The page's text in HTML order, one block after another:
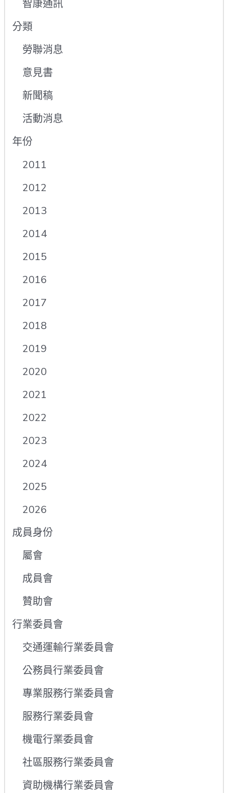
智康通訊
分類
勞聯消息
意見書
新聞稿
活動消息
年份
2011
2012
2013
2014
2015
2016
2017
2018
2019
2020
2021
2022
2023
2024
2025
2026
成員身份
屬會
成員會
贊助會
行業委員會
交通運輸行業委員會
公務員行業委員會
專業服務行業委員會
服務行業委員會
機電行業委員會
社區服務行業委員會
資助機構行業委員會